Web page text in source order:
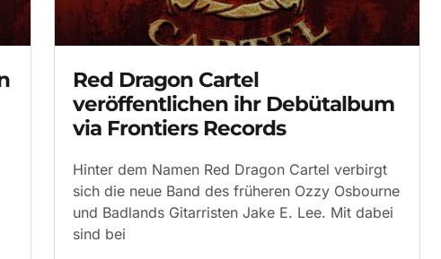
Red Dragon Cartel
veröffentlichen ihr Debütalbum
via Frontiers Records
Hinter dem Namen Red Dragon Cartel verbirgt
sich die neue Band des früheren Ozzy Osbourne
und Badlands Gitarristen Jake E. Lee. Mit dabei
sind bei